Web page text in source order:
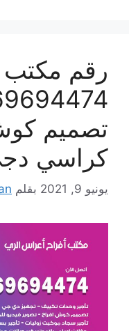
رقم مكتب
تصميم
كراسي
يونيو 9, 2021 بقلم